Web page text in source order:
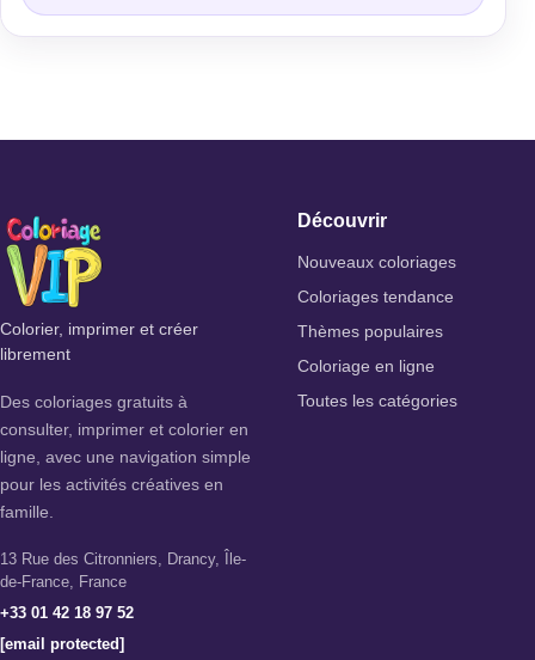
Colorier, imprimer et créer
librement
Des coloriages gratuits à
consulter, imprimer et colorier en
ligne, avec une navigation simple
pour les activités créatives en
famille.
13 Rue des Citronniers, Drancy, Île-
de-France, France
+33 01 42 18 97 52
[email protected]
Découvrir
Nouveaux coloriages
Coloriages tendance
Thèmes populaires
Coloriage en ligne
Toutes les catégories